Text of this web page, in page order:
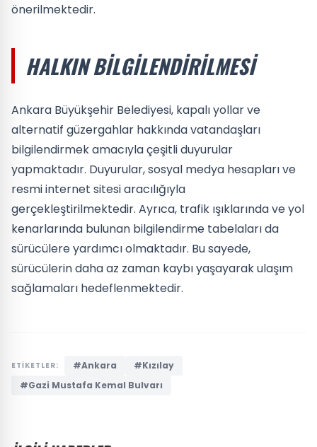
önerilmektedir.
HALKIN BILGILENDIRILMESI
Ankara Büyükşehir Belediyesi, kapalı yollar ve
alternatif güzergahlar hakkında vatandaşları
bilgilendirmek amacıyla çeşitli duyurular
yapmaktadır. Duyurular, sosyal medya hesapları ve
resmi internet sitesi aracılığıyla
gerçekleştirilmektedir. Ayrıca, trafik ışıklarında ve yol
kenarlarında bulunan bilgilendirme tabelaları da
sürücülere yardımcı olmaktadır. Bu sayede,
sürücülerin daha az zaman kaybı yaşayarak ulaşım
sağlamaları hedeflenmektedir.
ETİKETLER: #Ankara
#Kızılay
#Gazi Mustafa Kemal Bulvarı